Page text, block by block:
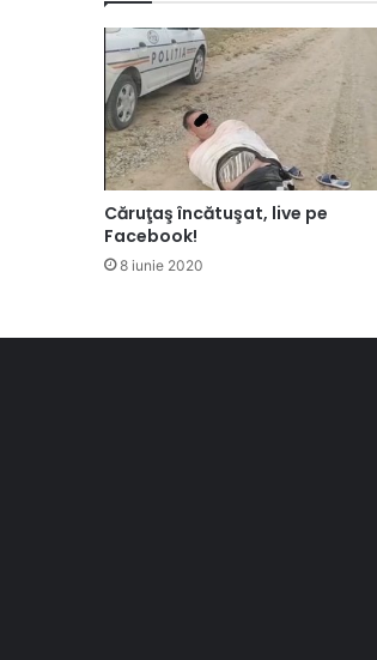
Căruţaş încătuşat, live pe
Facebook!
8 iunie 2020